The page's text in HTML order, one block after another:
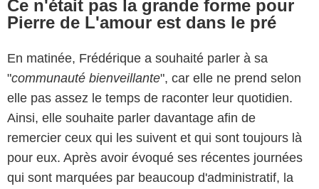
Ce n'était pas la grande forme pour
Pierre de L'amour est dans le pré
En matinée, Frédérique a souhaité parler à sa
"communauté bienveillante", car elle ne prend selon
elle pas assez le temps de raconter leur quotidien.
Ainsi, elle souhaite parler davantage afin de
remercier ceux qui les suivent et qui sont toujours là
pour eux. Après avoir évoqué ses récentes journées
qui sont marquées par beaucoup d'administratif, la